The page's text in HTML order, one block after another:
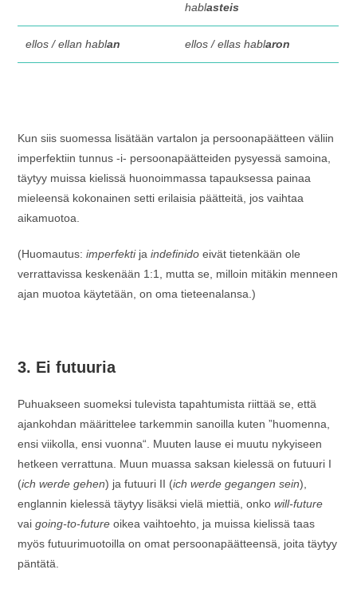
hablasteis
ellos / ellan hablan ellos / ellas hablaron
Kun siis suomessa lisätään vartalon ja persoonapäätteen väliin
imperfektiin tunnus -i- persoonapäätteiden pysyessä samoina,
täytyy muissa kielissä huonoimmassa tapauksessa painaa
mieleensä kokonainen setti erilaisia päätteitä, jos vaihtaa
aikamuotoa.
(Huomautus:imperfektijaindefinido eivät tietenkään ole
verrattavissa keskenään 1:1, mutta se, milloin mitäkin menneen
ajan muotoa käytetään, on oma tieteenalansa.)
3. Ei futuuria
Puhuakseen suomeksi tulevista tapahtumista riittää se, että
ajankohdan määrittelee tarkemmin sanoilla kuten ”huomenna,
ensi viikolla, ensi vuonna“. Muuten lause ei muutu nykyiseen
hetkeen verrattuna. Muun muassa saksan kielessä on futuuri I
(ich werde gehen) ja futuuri II (ich werde gegangen sein),
englannin kielessä täytyy lisäksi vielä miettiä, onkowill-future
vaigoing-to-future oikea vaihtoehto, ja muissa kielissä taas
myös futuurimuotoilla on omat persoonapäätteensä, joita täytyy
päntätä.